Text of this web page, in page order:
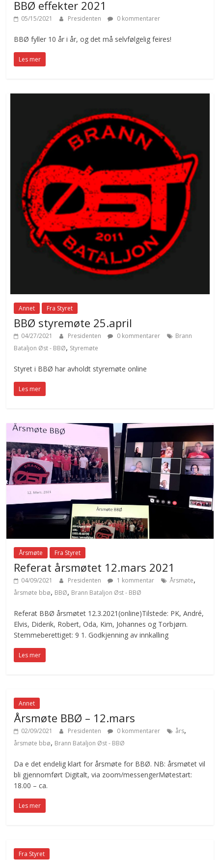
BBØ effekter 2021
05/15/2021 Presidenten 0 kommentarer
BBØ fyller 10 år i år, og det må selvfølgelig feires!
Les mer
Annet Fra Styret
BBØ styremøte 25.april
04/27/2021 Presidenten 0 kommentarer
Brann
Bataljon Øst - BBØ, Styremøte
Styret i BBØ har avholdt styremøte online
Les mer
Årsmøte Fra Styret
Referat årsmøtet 12.mars 2021
04/09/2021 Presidenten 1 kommentar Årsmøte,
årsmøte bbø, BBØ, Brann Bataljon Øst - BBØ
Referat BBØ årsmøtet 12.3.2021(online)Tilstede: PK, André,
Elvis, Diderik, Robert, Oda, Kim, Johannes og Torbjørn.
Stemmeberettiget: 9 1. Godkjenning av innkalling
Les mer
Annet
Årsmøte BBØ – 12.mars
02/09/2021 Presidenten 0 kommentarer års,
årsmøte bbø, Brann Bataljon Øst - BBØ
Da e det endelig klart for årsmøte for BBØ. NB: årsmøtet vil
bli gjennomført Digitalt, via zoom/messengerMøtestart:
18.00 – ca.
Les mer
Fra Styret